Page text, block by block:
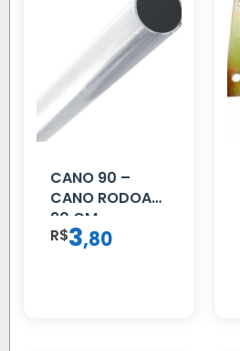
CANO 90 –
CANO RODOAR
90 CM
R$3,80